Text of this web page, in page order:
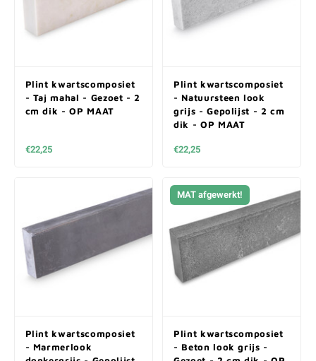
Plint kwartscomposiet
- Taj mahal - Gezoet - 2
cm dik - OP MAAT
€22,25
Plint kwartscomposiet
- Natuursteen look
grijs - Gepolijst - 2 cm
dik - OP MAAT
€22,25
Plint kwartscomposiet
- Marmerlook
MAT afgewerkt!
Plint kwartscomposiet
- Beton look grijs -